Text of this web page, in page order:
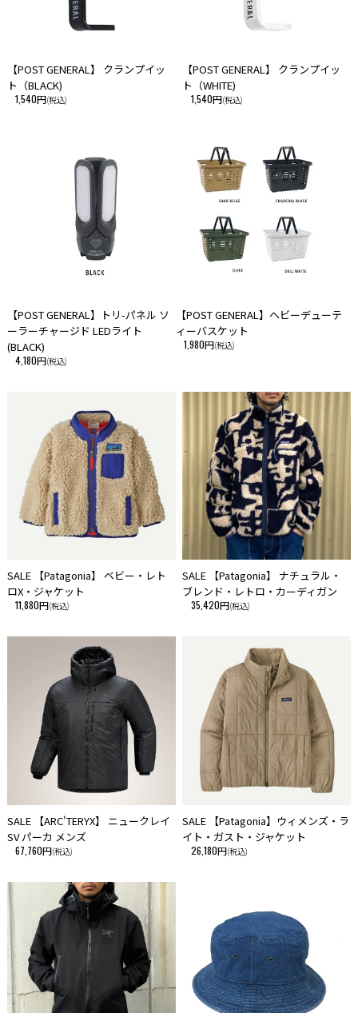
【POST GENERAL】 クランプイッ
ト（BLACK)
1,540円(税込)
【POST GENERAL】 クランプイッ
ト（WHITE)
1,540円(税込)
【POST GENERAL】トリ-パネル ソ
ーラーチャージド LEDライト
(BLACK)
4,180円(税込)
【POST GENERAL】ヘビーデューテ
ィーバスケット
1,980円(税込)
SALE 【Patagonia】 ベビー・レト
ロX・ジャケット
11,880円(税込)
SALE 【Patagonia】 ナチュラル・
ブレンド・レトロ・カーディガン
35,420円(税込)
SALE 【ARC'TERYX】 ニュークレイ
SV パーカ メンズ
67,760円(税込)
SALE 【Patagonia】ウィメンズ・ラ
イト・ガスト・ジャケット
26,180円(税込)